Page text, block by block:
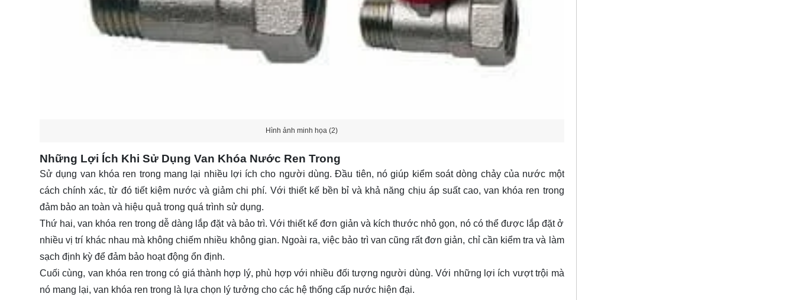
Hình ảnh minh họa (2)
Những Lợi Ích Khi Sử Dụng Van Khóa Nước Ren Trong
Sử dụng van khóa ren trong mang lại nhiều lợi ích cho người dùng. Đầu tiên, nó giúp kiểm soát dòng chảy của nước một
cách chính xác, từ đó tiết kiệm nước và giảm chi phí. Với thiết kế bền bỉ và khả năng chịu áp suất cao, van khóa ren trong
đảm bảo an toàn và hiệu quả trong quá trình sử dụng.
Thứ hai, van khóa ren trong dễ dàng lắp đặt và bảo trì. Với thiết kế đơn giản và kích thước nhỏ gọn, nó có thể được lắp đặt ở
nhiều vị trí khác nhau mà không chiếm nhiều không gian. Ngoài ra, việc bảo trì van cũng rất đơn giản, chỉ cần kiểm tra và làm
sạch định kỳ để đảm bảo hoạt động ổn định.
Cuối cùng, van khóa ren trong có giá thành hợp lý, phù hợp với nhiều đối tượng người dùng. Với những lợi ích vượt trội mà
nó mang lại, van khóa ren trong là lựa chọn lý tưởng cho các hệ thống cấp nước hiện đại.